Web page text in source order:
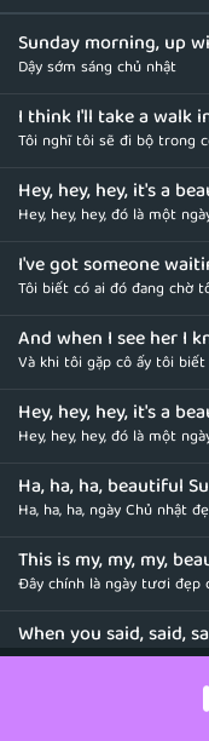
Sunday morning, up
Dậy sớm sáng chủ nhật
I think I'll take a walk
Tôi nghĩ tôi sẽ đi bộ trong
Hey, hey, hey, it's a
Hey, hey, hey, đó là một
I've got someone
Tôi biết có ai đó đang chờ
And when I see her I
Và khi tôi gặp cô ấy tôi
Hey, hey, hey, it's a
Hey, hey, hey, đó là một
Ha, ha, ha, beautiful
Ha, ha, ha, ngày Chủ nhật
This is my, my, my,
Đây chính là ngày tươi đẹp
When you said, said,
Khi em nói rằng em yêu tôi
Oh my, my, my, it's a